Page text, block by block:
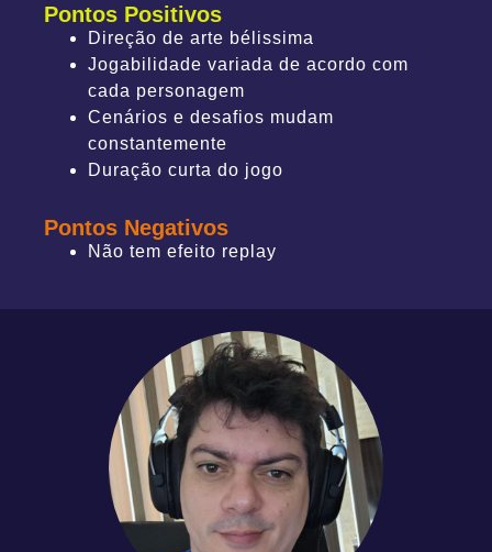
Pontos Positivos
Direção de arte bélissima
Jogabilidade variada de acordo com
cada personagem
Cenários e desafios mudam
constantemente
Duração curta do jogo
Pontos Negativos
Não tem efeito replay